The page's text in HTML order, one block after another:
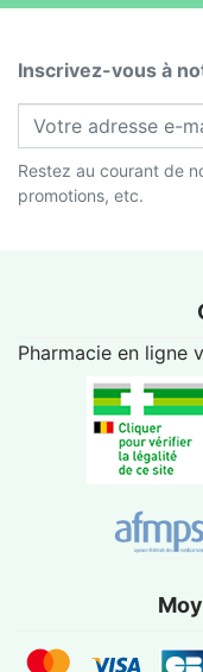
Inscrivez-vous à
Restez au courant de
promotions, etc.
Pharmacie en ligne